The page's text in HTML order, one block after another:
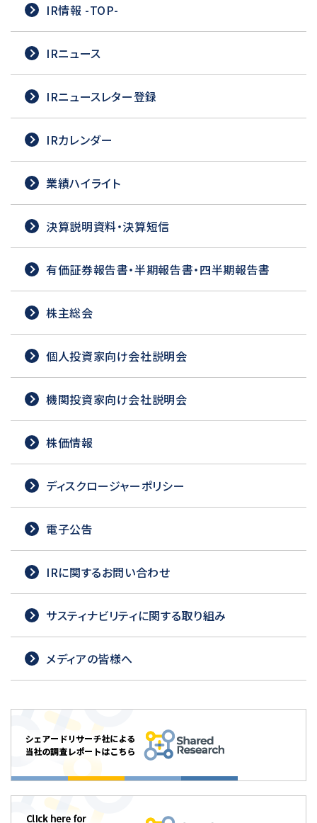
IR情報 -TOP-
IRニュース
IRニュースレター登録
IRカレンダー
業績ハイライト
決算説明資料・決算短信
有価証券報告書・半期報告書・四半期報告書
株主総会
個人投資家向け会社説明会
機関投資家向け会社説明会
株価情報
ディスクロージャーポリシー
電子公告
IRに関するお問い合わせ
サスティナビリティに関する取り組み
メディアの皆様へ